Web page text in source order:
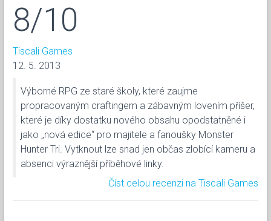
8/10
Tiscali Games
12. 5. 2013
Výborné RPG ze staré školy, které zaujme
propracovaným craftingem a zábavným lovením příšer,
které je díky dostatku nového obsahu opodstatněné i
jako „nová edice“ pro majitele a fanoušky Monster
Hunter Tri. Vytknout lze snad jen občas zlobící kameru a
absenci výraznější příběhové linky.
Číst celou recenzi na Tiscali Games